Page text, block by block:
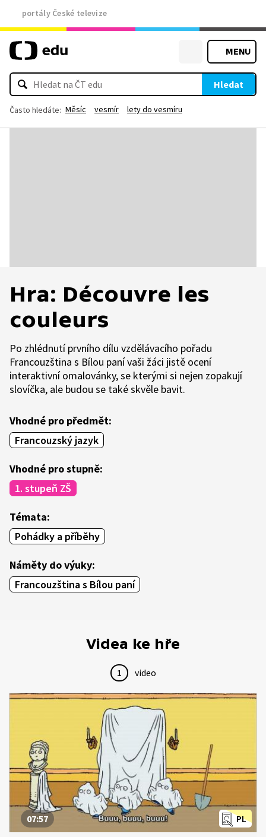
portály České televize
MENU
Hledat
Často hledáte: Měsíc vesmír lety do vesmíru
Hra: Découvre les
couleurs
Po zhlédnutí prvního dílu vzdělávacího pořadu
Francouzština s Bílou paní vaši žáci jistě ocení
interaktivní omalovánky, se kterými si nejen zopakují
slovíčka, ale budou se také skvěle bavit.
Vhodné pro předmět:
Francouzský jazyk
Vhodné pro stupně:
1. stupeň ZŠ
Témata:
Pohádky a příběhy
Náměty do výuky:
Francouzština s Bílou paní
Videa ke hře
1 video
PL
07:57